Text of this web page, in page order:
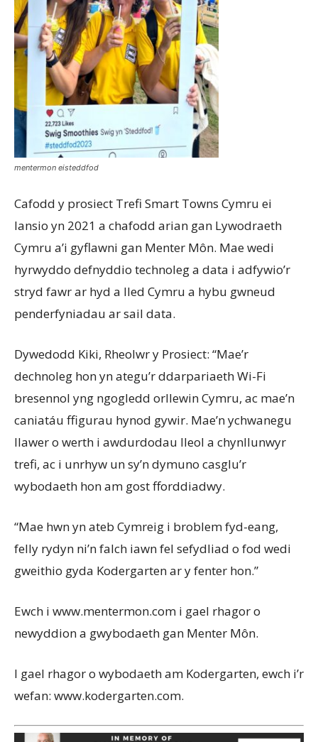
mentermon eisteddfod
Cafodd y prosiect Trefi Smart Towns Cymru ei
lansio yn 2021 a chafodd arian gan Lywodraeth
Cymru a’i gyflawni gan Menter Môn. Mae wedi
hyrwyddo defnyddio technoleg a data i adfywio’r
stryd fawr ar hyd a lled Cymru a hybu gwneud
penderfyniadau ar sail data.
Dywedodd Kiki, Rheolwr y Prosiect: “Mae’r
dechnoleg hon yn ategu’r ddarpariaeth Wi-Fi
bresennol yng ngogledd orllewin Cymru, ac mae’n
caniatáu ffigurau hynod gywir. Mae’n ychwanegu
llawer o werth i awdurdodau lleol a chynllunwyr
trefi, ac i unrhyw un sy’n dymuno casglu’r
wybodaeth hon am gost fforddiadwy.
“Mae hwn yn ateb Cymreig i broblem fyd-eang,
felly rydyn ni’n falch iawn fel sefydliad o fod wedi
gweithio gyda Kodergarten ar y fenter hon.”
Ewch i www.mentermon.com i gael rhagor o
newyddion a gwybodaeth gan Menter Môn.
I gael rhagor o wybodaeth am Kodergarten, ewch i’r
wefan: www.kodergarten.com.